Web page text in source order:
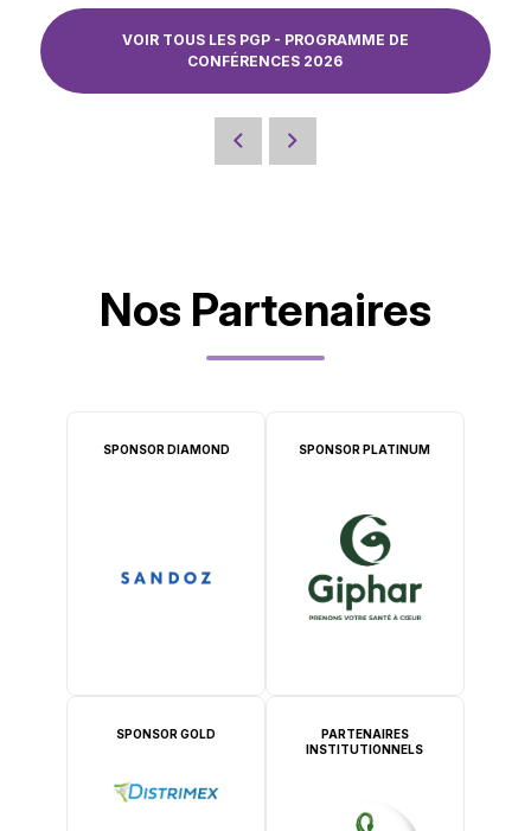
VOIR TOUS LES PGP - PROGRAMME DE
CONFÉRENCES 2026
Nos Partenaires
SPONSOR DIAMOND SPONSOR PLATINUM
SPONSOR GOLD
PARTENAIRES
INSTITUTIONNELS